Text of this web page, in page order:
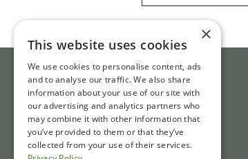
×
This website uses cookies
We use cookies to personalise content, ads
and to analyse our traffic. We also share
information about your use of our site with
our advertising and analytics partners who
may combine it with other information that
you’ve provided to them or that they’ve
collected from your use of their services.